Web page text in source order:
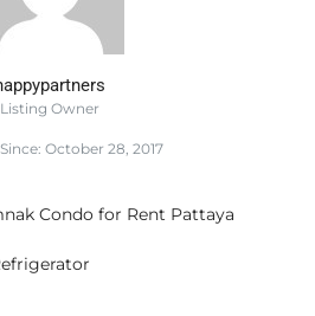
Listing Owner
October 28, 2017
Condo for Rent Pattaya